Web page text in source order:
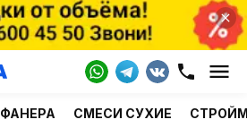
ФАНЕРА СМЕСИ СУХИЕ